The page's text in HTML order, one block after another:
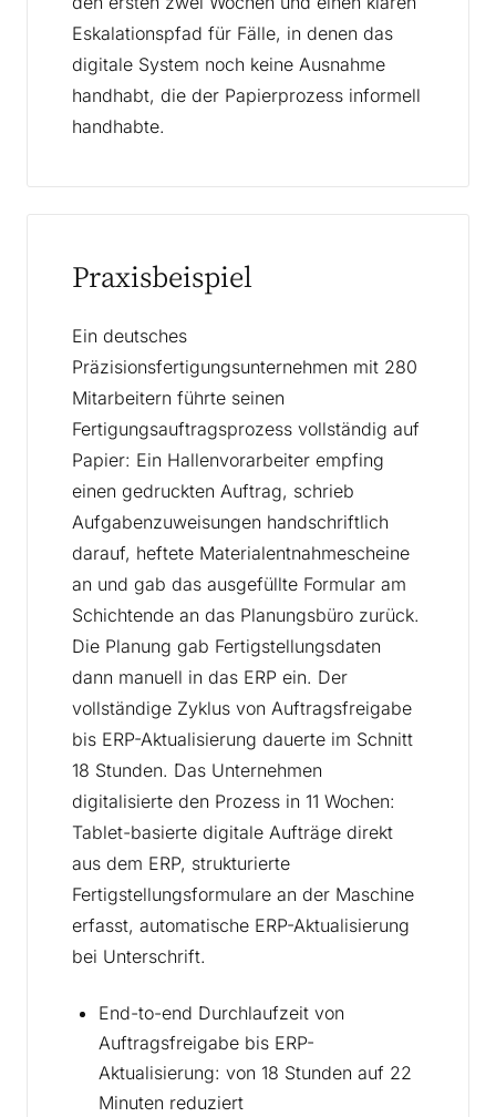
Eskalationspfad für Fälle, in denen das
digitale System noch keine Ausnahme
handhabt, die der Papierprozess informell
handhabte.
Praxisbeispiel
Ein deutsches
Präzisionsfertigungsunternehmen mit 280
Mitarbeitern führte seinen
Fertigungsauftragsprozess vollständig auf
Papier: Ein Hallenvorarbeiter empfing
einen gedruckten Auftrag, schrieb
Aufgabenzuweisungen handschriftlich
darauf, heftete Materialentnahmescheine
an und gab das ausgefüllte Formular am
Schichtende an das Planungsbüro zurück.
Die Planung gab Fertigstellungsdaten
dann manuell in das ERP ein. Der
vollständige Zyklus von Auftragsfreigabe
bis ERP-Aktualisierung dauerte im Schnitt
18 Stunden. Das Unternehmen
digitalisierte den Prozess in 11 Wochen:
Tablet-basierte digitale Aufträge direkt
aus dem ERP, strukturierte
Fertigstellungsformulare an der Maschine
erfasst, automatische ERP-Aktualisierung
bei Unterschrift.
End-to-end Durchlaufzeit von
Auftragsfreigabe bis ERP-
Aktualisierung: von 18 Stunden auf 22
Minuten reduziert